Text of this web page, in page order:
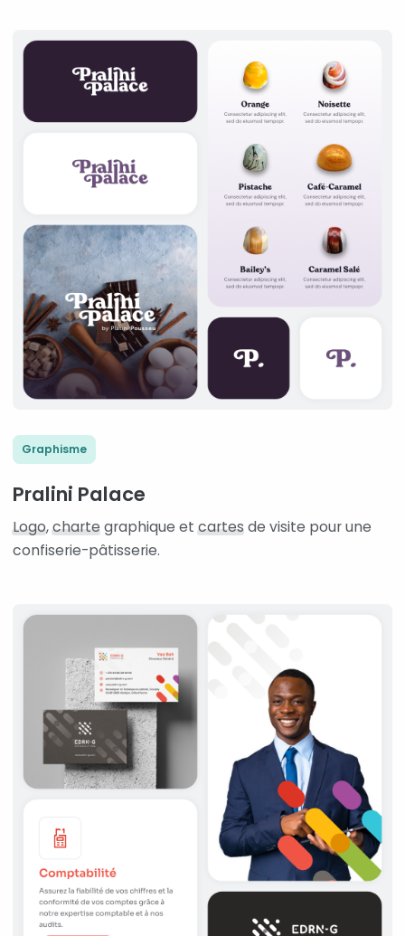
Graphisme
Pralini Palace
Logo,chartegraphique etcartesde visite pour une
confiserie-pâtisserie.